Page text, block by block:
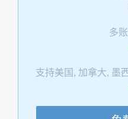
多
支持美国, 加拿大, 墨